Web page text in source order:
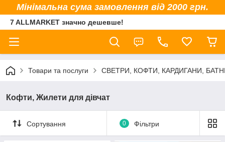
Мінімальна сума замовлення від 2000 грн.
7 ALLMARKET значно дешевше!
Товари та послуги СВЕТРИ, КОФТИ, КАРДИГАНИ,
Кофти, Жилети для дівчат
Сортування 0 Фільтри